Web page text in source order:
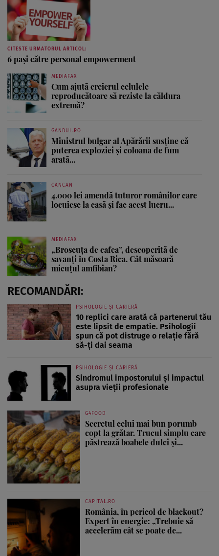
CITESTE URMATORUL ARTICOL:
6 pași către personal empowerment
MEDIAFAX
Cum ajută creierul celulele
reproducătoare să reziste la căldura
extremă?
GANDUL.RO
Ministrul bulgar al Apărării susține că
puterea exploziei și coloana de fum
arată...
CANCAN
4.000 lei amendă tuturor românilor care
locuiesc la casă și fac acest lucru...
MEDIAFAX
„Broscuța de cafea”, descoperită de
savanți în Costa Rica. Cât măsoară
micuțul amfibian?
RECOMANDĂRI:
PSIHOLOGIE ȘI CARIERĂ
10 replici care arată că partenerul tău
este lipsit de empatie. Psihologii
spun că pot distruge o relație fără
să-ți dai seama
PSIHOLOGIE ȘI CARIERĂ
Sindromul impostorului și impactul
asupra vieții profesionale
G4FOOD
Secretul celui mai bun porumb
copt la grătar. Trucul simplu care
păstrează boabele dulci și...
CAPITAL.RO
România, în pericol de blackout?
Expert în energie: „Trebuie să
accelerăm cât se poate de...